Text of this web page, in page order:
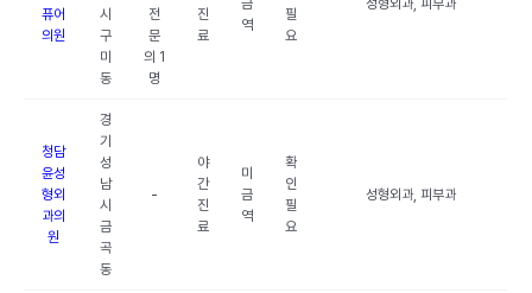
퓨어
의원
시
구
미
동
전
문
의 1
명
진
료
금
역
필
요
성형외과, 피부과
청담
윤성
형외
과의
원
경
기
성
남
시
금
곡
동
-
야
간
진
료
미
금
역
확
인
필
요
성형외과, 피부과